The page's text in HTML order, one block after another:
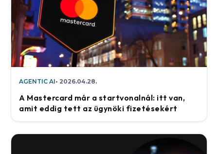
AGENTIC AI 2026.04.28.
A Mastercard már a startvonalnál: itt van,
amit eddig tett az ügynöki fizetésekért